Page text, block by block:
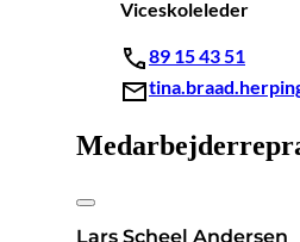
Viceskoleleder
89 15 43 51
Lars Scheel Andersen